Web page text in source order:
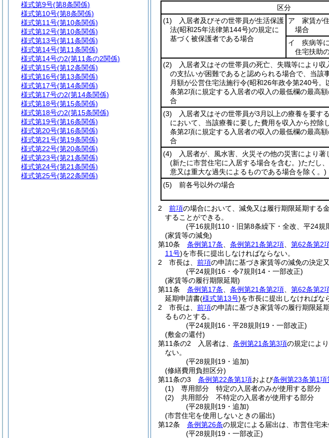
区分
(1) 入居者及びその世帯員が生活保護
法(昭和25年法律第144号)の規定に
基づく被保護者である場合
ア 家賃が住
場合
イ 疾病等に
住宅扶助
(2) 入居者又はその世帯員の死亡、失職等により収
の支払いが困難であると認められる場合で、当該
月額が公営住宅法施行令(昭和26年政令第240号。
条第2項に規定する入居者の収入の最低欄の最高
合
(3) 入居者又はその世帯員が3月以上の療養を要す
において、当該療養に要した費用を収入から控除
条第2項に規定する入居者の収入の最低欄の最高
合
(4) 入居者が、風水害、火災その他の災害により著
(新たに市営住宅に入居する場合を含む。)ただし
意又は重大な過失によるものである場合を除く。)
(5) 前各号以外の場合
2
前項の場合において、減免又は履行期限延期する
することができる。
(平16規則110・旧第8条繰下・全改、平24
(家賃等の減免)
第10条
条例第17条 条例第21条第2項 第62条第2
11号)を市長に提出しなければならない。
2
市長は、 前項の申請に基づき家賃等の減免の決定
(平24規則16・令7規則14・一部改正)
(家賃等の履行期限延期)
第11条
条例第17条 条例第21条第2項 第62条第2
延期申請書(様式第13号)を市長に提出しなければな
2
市長は、 前項の申請に基づき家賃等の履行期限延
るものとする。
(平24規則16・平28規則19・一部改正)
(敷金の還付)
第11条の2
入居者は、 条例第21条第3項の規定によ
ない。
(平28規則19・追加)
(修繕費用負担区分)
第11条の3
条例第22条第1項および条例第23条第1項
(1)
専用部分 特定の入居者のみが使用する部分
(2)
共用部分 不特定の入居者が使用する部分
(平28規則19・追加)
(市営住宅を使用しないときの届出)
第12条
条例第26条の規定による届出は、市営住宅
(平28規則19・一部改正)
様式第9号(第8条関係)
様式第10号(第8条関係)
様式第11号(第10条関係)
様式第12号(第10条関係)
様式第13号(第11条関係)
様式第14号(第11条関係)
様式第14号の2(第11条の2関係)
様式第15号(第12条関係)
様式第16号(第13条関係)
様式第17号(第14条関係)
様式第17号の2(第14条関係)
様式第18号(第15条関係)
様式第18号の2(第15条関係)
様式第19号(第16条関係)
様式第20号(第16条関係)
様式第21号(第19条関係)
様式第22号(第20条関係)
様式第23号(第21条関係)
様式第24号(第21条関係)
様式第25号(第22条関係)